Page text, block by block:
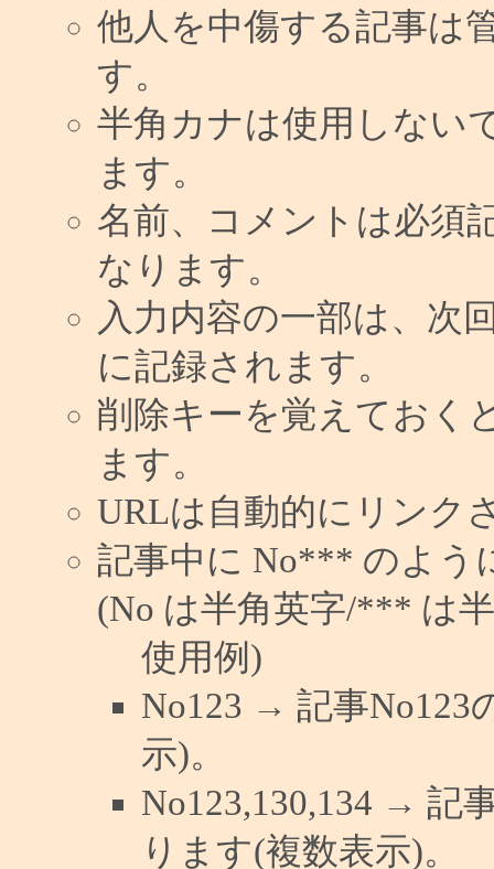
他人を中傷する記事は
す。
半角カナは使用しない
ます。
名前、コメントは必須
なります。
入力内容の一部は、次
に記録されます。
削除キーを覚えておく
ます。
URLは自動的にリンク
記事中に No*** のよう
(No は半角英字/*** は
使用例)
No123 → 記事No123
示)。
No123,130,134 → 記
ります(複数表示)。